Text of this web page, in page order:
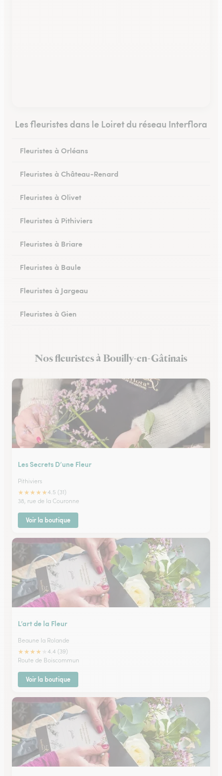
Les fleuristes dans le Loiret du réseau Interflora
Fleuristes à Orléans
Fleuristes à Château-Renard
Fleuristes à Olivet
Fleuristes à Pithiviers
Fleuristes à Briare
Fleuristes à Baule
Fleuristes à Jargeau
Fleuristes à Gien
Fleuristes à Courtenay
Nos fleuristes à Bouilly-en-Gâtinais
Les Secrets D’une Fleur
Pithiviers
★★★★★4.5 (31)
38, rue de la Couronne
Voir la boutique
L’art de la Fleur
Beaune la Rolande
★★★★
4.4 (39)
Route de Boiscommun
Voir la boutique